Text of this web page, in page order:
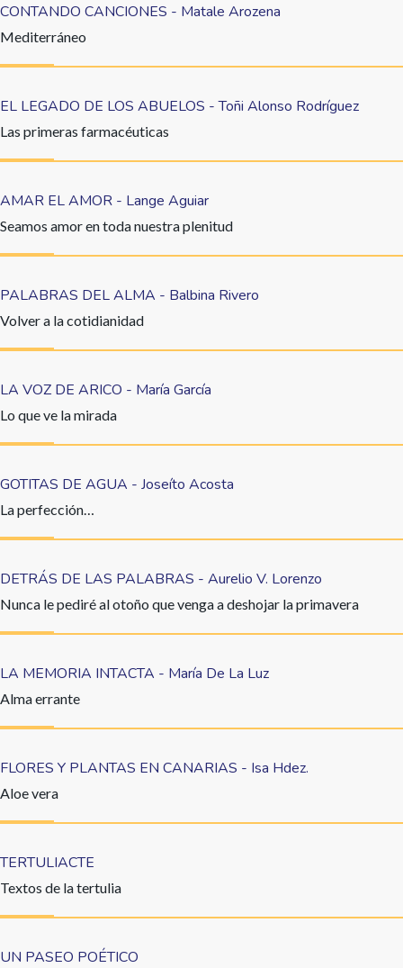
CONTANDO CANCIONES - Matale Arozena
Mediterráneo
EL LEGADO DE LOS ABUELOS - Toñi Alonso Rodríguez
Las primeras farmacéuticas
AMAR EL AMOR - Lange Aguiar
Seamos amor en toda nuestra plenitud
PALABRAS DEL ALMA - Balbina Rivero
Volver a la cotidianidad
LA VOZ DE ARICO - María García
Lo que ve la mirada
GOTITAS DE AGUA - Joseíto Acosta
La perfección…
DETRÁS DE LAS PALABRAS - Aurelio V. Lorenzo
Nunca le pediré al otoño que venga a deshojar la primavera
LA MEMORIA INTACTA - María De La Luz
Alma errante
FLORES Y PLANTAS EN CANARIAS - Isa Hdez.
Aloe vera
TERTULIACTE
Textos de la tertulia
UN PASEO POÉTICO